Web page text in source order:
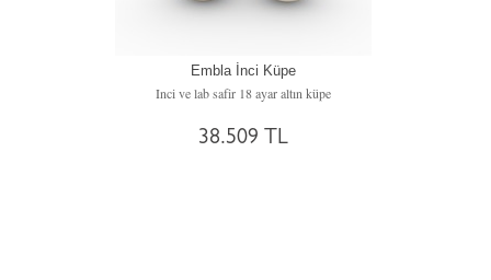
Embla İnci Küpe
Inci ve lab safir 18 ayar altın küpe
38.509 TL